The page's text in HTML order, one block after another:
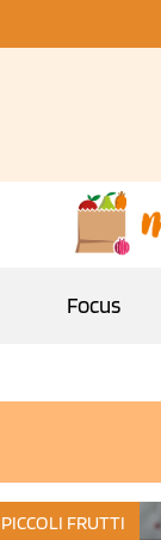
Focus
PICCOLI FRUTTI